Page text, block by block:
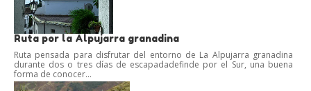
Ruta por la Alpujarra granadina
Ruta pensada para disfrutar del entorno de La Alpujarra granadina
durante dos o tres días de escapadadefinde por el Sur, una buena
forma de conocer...